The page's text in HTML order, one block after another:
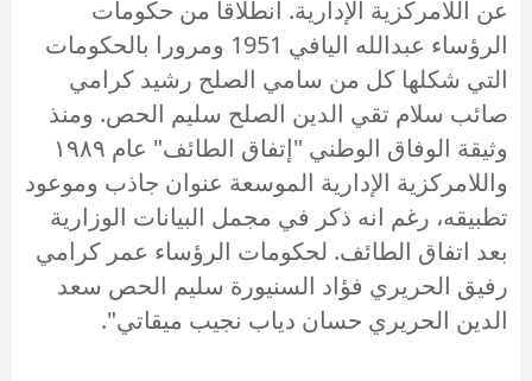
عن اللامركزية الإدارية. انطلاقا من حكومات
الرؤساء عبدالله اليافي 1951 ومرورا بالحكومات
التي شكلها كل من سامي الصلح رشيد كرامي
صائب سلام تقي الدين الصلح سليم الحص. ومنذ
وثيقة الوفاق الوطني "إتفاق الطائف" عام ۱۹۸۹
واللامركزية الإدارية الموسعة عنوان جاذب وموعود
تطبيقه، رغم انه ذكر في مجمل البيانات الوزارية
بعد اتفاق الطائف. لحكومات الرؤساء عمر كرامي
رفيق الحريري فؤاد السنيورة سليم الحص سعد
الدين الحريري حسان دياب نجيب ميقاتي".